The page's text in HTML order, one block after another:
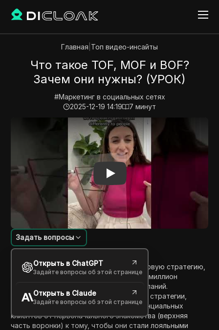
Главная Топ видео-инсайты
Что такое TOF, MOF и BOF?
Зачем они нужны? (УРОК)
#Маркетинг в социальных сетях
2025-12-19 14:19
7 минут
Что такое TOF, MOF и BOF? Зачем они
Введение в содержание
Задать вопросы
Открыть в ChatGPT
Задайте вопросы об этой странице
Открыть в Claude
Задайте вопросы об этой странице
Видео обсуждает ключевую маркетинговую стратегию,
которая отличает успешные бренды на миллион
долларов от неудачных рекламных кампаний.
Подчеркивая важность полной воронки стратегии,
спикер объясняет, как направлять потенциальных
клиентов от первоначального знакомства (верхняя
часть воронки) к тому, чтобы они стали лояльными